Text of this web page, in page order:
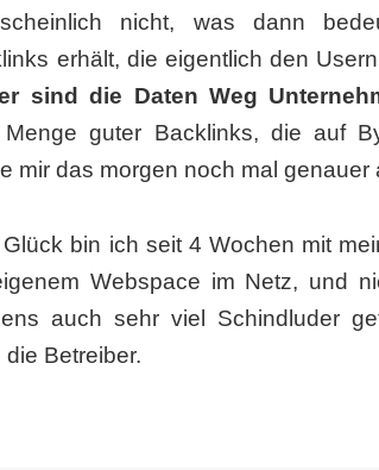
nicht, was dann
erhält, die eigentlich den
sind die Daten Weg
guter Backlinks, die auf
mir das morgen noch mal genauer
bin ich seit 4 Wochen mit
Webspace im Netz, und
auch sehr viel Schindluder
die Betreiber.